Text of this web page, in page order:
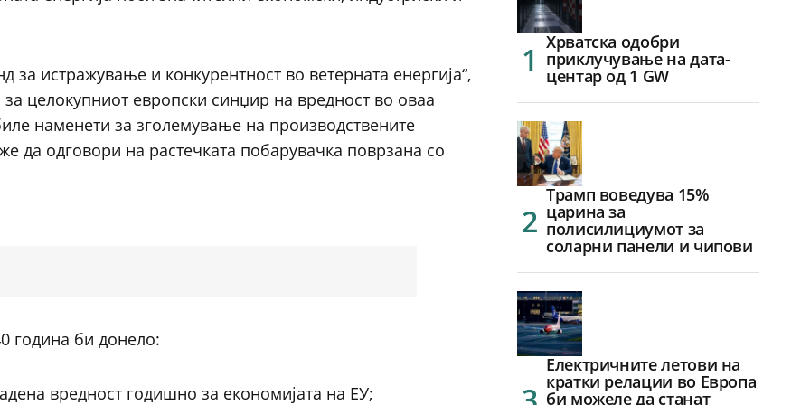
истражување и конкурентност во ветерната енергија“,
целокупниот европски синџир на вредност во оваа
наменети за зголемување на производствените
да одговори на растечката побарувачка поврзана со
година би донело:
вредност годишно за економијата на ЕУ;
Хрватска одобри
приклучување на дата-
центар од 1 GW
Трамп воведува 15%
царина за
полисилициумот за
соларни панели и чипови
Електричните летови на
кратки релации во Европа
би можеле да станат